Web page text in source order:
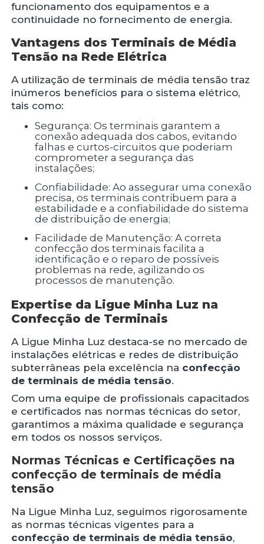
funcionamento dos equipamentos e a
continuidade no fornecimento de energia.
Vantagens dos Terminais de Média
Tensão na Rede Elétrica
A utilização de terminais de média tensão traz
inúmeros benefícios para o sistema elétrico,
tais como:
Segurança: Os terminais garantem a
conexão adequada dos cabos, evitando
falhas e curtos-circuitos que poderiam
comprometer a segurança das
instalações;
Confiabilidade: Ao assegurar uma conexão
precisa, os terminais contribuem para a
estabilidade e a confiabilidade do sistema
de distribuição de energia;
Facilidade de Manutenção: A correta
confecção dos terminais facilita a
identificação e o reparo de possíveis
problemas na rede, agilizando os
processos de manutenção.
Expertise da Ligue Minha Luz na
Confecção de Terminais
A Ligue Minha Luz destaca-se no mercado de
instalações elétricas e redes de distribuição
subterrâneas pela excelência na confecção
de terminais de média tensão.
Com uma equipe de profissionais capacitados
e certificados nas normas técnicas do setor,
garantimos a máxima qualidade e segurança
em todos os nossos serviços.
Normas Técnicas e Certificações na
confecção de terminais de média
tensão
Na Ligue Minha Luz, seguimos rigorosamente
as normas técnicas vigentes para a
confecção de terminais de média tensão,